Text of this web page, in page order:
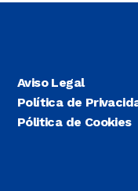
Aviso Legal
Política de
Pólitica de Cookies